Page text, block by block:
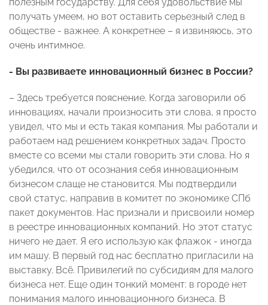
получать умеем, но вот оставить серьезный след в
обществе - важнее. А конкретнее – я извиняюсь, это
очень интимное.
- Вы развиваете инновационный бизнес в России?
– Здесь требуется пояснение. Когда заговорили об
инновациях, начали произносить эти слова, я просто
увидел, что мы и есть такая компания. Мы работали и
работаем над решением конкретных задач. Просто
вместе со всеми мы стали говорить эти слова. Но я
убедился, что от осознания себя инновационным
бизнесом слаще не становится. Мы подтвердили
свой статус, направив в комитет по экономике СПб
пакет документов. Нас признали и присвоили номер
в реестре инновационных компаний. Но этот статус
ничего не дает. Я его использую как флажок - иногда
им машу. В первый год нас бесплатно пригласили на
выставку. Всё. Привилегий по субсидиям для малого
бизнеса нет. Еще один тонкий момент: в городе нет
понимания малого инновационного бизнеса. В